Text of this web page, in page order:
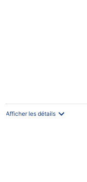
Afficher les détails